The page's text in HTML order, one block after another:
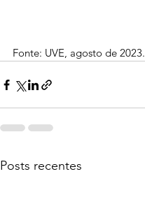
Fonte: UVE, agosto de 2023.
Posts recentes